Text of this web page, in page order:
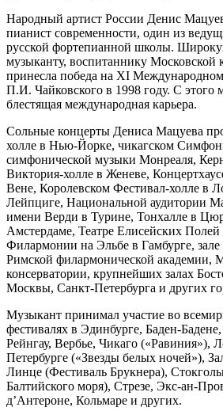
Народный артист России Денис
пианист современности, один из
русской фортепианной школы.
музыканту, воспитаннику Московской
принесла победа на XI
П.И. Чайковского в 1998 году. С этого
блестящая международная карьера.
Сольные концерты Дениса Мацуева
холле в Нью-Йорке, чикагском
симфонической музыки Монреаля,
Виктория-холле в Женеве,
Вене, Королевском Фестивал-холле в
Лейпциге, Национальной аудитории
имени Верди в Турине, Тонхалле в
Амстердаме, Театре Елисейских
Филармонии на Эльбе в Гамбурге,
Римской филармонической академии,
консерватории, крупнейших залах
Москвы, Санкт-Петербурга и других
Музыкант принимал участие во
фестивалях в Эдинбурге, Баден-
Рейнгау, Вербье, Чикаго («Равиния»),
Петербурге («Звезды белых ночей»),
Линце (Фестиваль Брукнера),
Балтийского моря), Стрезе, Экс-ан-
д’Антероне, Кольмаре и других.